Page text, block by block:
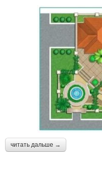
читать дальше →